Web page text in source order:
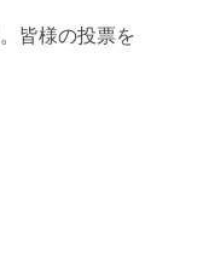
皆様の投票を